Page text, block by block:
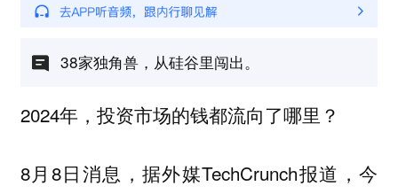
38家独角兽，从硅谷里闯出。
2024年，投资市场的钱都流向了哪里？
8月8日消息，据外媒TechCrunch报道，今